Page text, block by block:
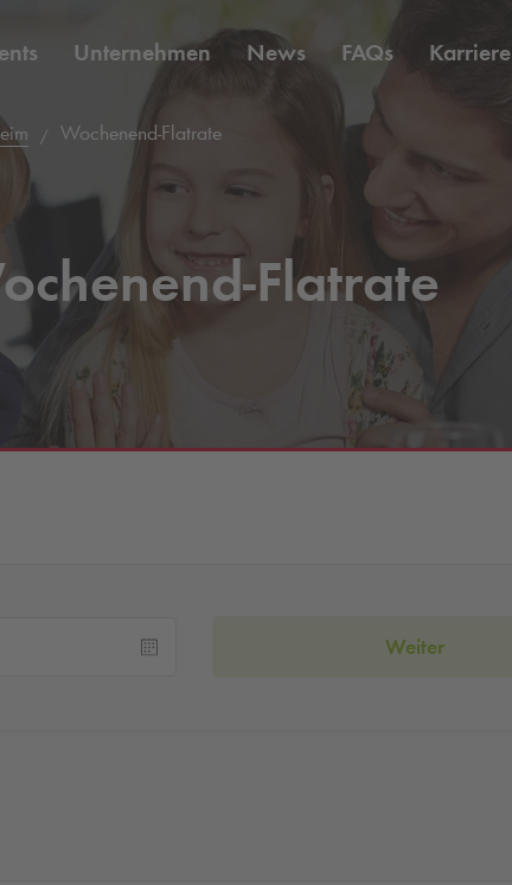
Unternehmen News FAQs Karriere
Wochenend-Flatrate
Flatrate
Weiter